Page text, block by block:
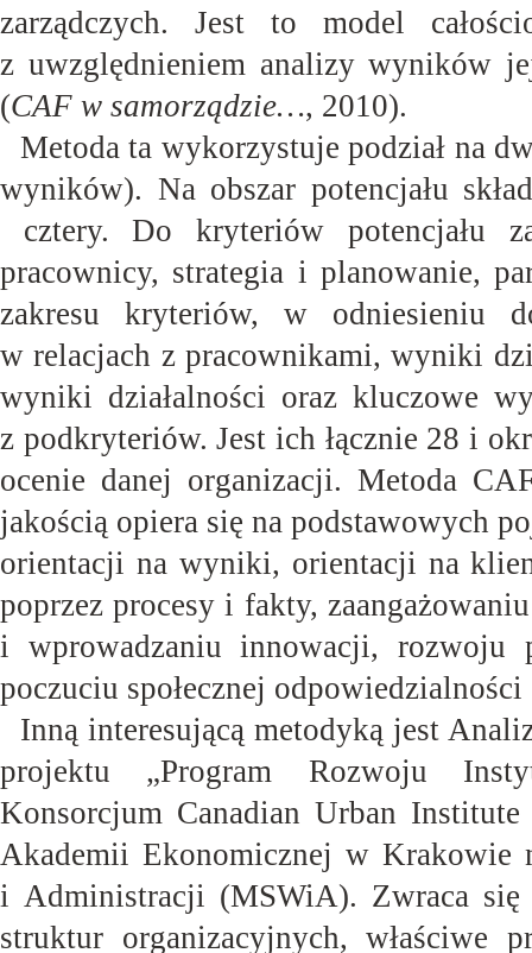
zarządczych. Jest to model
z uwzględnieniem analizy wyników
(CAF w samorządzie…, 2010).
Metoda ta wykorzystuje podział na
wyników). Na obszar potencjału
cztery. Do kryteriów potencjału
pracownicy, strategia i planowanie,
zakresu kryteriów, w odniesieniu
w relacjach z pracownikami, wyniki
wyniki działalności oraz kluczowe
z podkryteriów. Jest ich łącznie 28 i
ocenie danej organizacji. Metoda
jakością opiera się na podstawowych
orientacji na wyniki, orientacji na
poprzez procesy i fakty,
i wprowadzaniu innowacji, rozwoju
poczuciu społecznej
Inną interesującą metodyką jest
projektu „Program Rozwoju
Konsorcjum Canadian Urban
Akademii Ekonomicznej w Krakowie
i Administracji (MSWiA). Zwraca się
struktur organizacyjnych, właściwe